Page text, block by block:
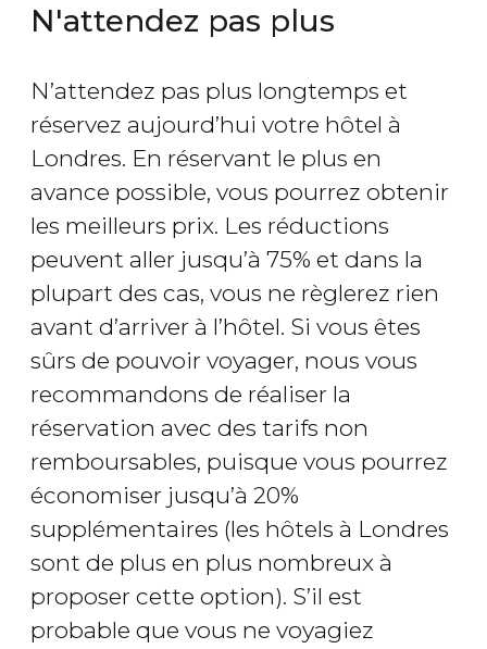
N'attendez pas plus
N’attendez pas plus longtemps et
réservez aujourd’hui votre hôtel à
Londres. En réservant le plus en
avance possible, vous pourrez obtenir
les meilleurs prix. Les réductions
peuvent aller jusqu’à 75% et dans la
plupart des cas, vous ne règlerez rien
avant d’arriver à l’hôtel. Si vous êtes
sûrs de pouvoir voyager, nous vous
recommandons de réaliser la
réservation avec des tarifs non
remboursables, puisque vous pourrez
économiser jusqu’à 20%
supplémentaires (les hôtels à Londres
sont de plus en plus nombreux à
proposer cette option). S’il est
probable que vous ne voyagiez